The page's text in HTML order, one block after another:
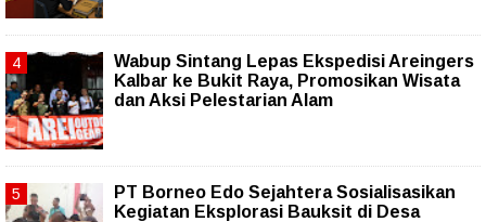
Wabup Sintang Lepas Ekspedisi Areingers
Kalbar ke Bukit Raya, Promosikan Wisata
dan Aksi Pelestarian Alam
PT Borneo Edo Sejahtera Sosialisasikan
Kegiatan Eksplorasi Bauksit di Desa